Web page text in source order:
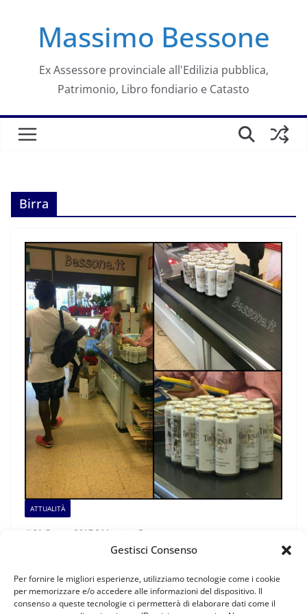
Gestisci Consenso
Per fornire le migliori esperienze, utilizziamo tecnologie come i cookie
per memorizzare e/o accedere alle informazioni del dispositivo. Il
consenso a queste tecnologie ci permetterà di elaborare dati come il
contenutoMassimo Bessone
Ex Assessore provinciale all'Edilizia pubblica,
Patrimonio, Libro fondiario e Catasto
Birra
ATTUALITÀ
21 Giugno 2017 Massimo Bessone
Ad Ortisei, l’Italiano lavora, la
risorsa feteggia!
Oggi, mentre stavo lavorando, provato dal caldo estivo,